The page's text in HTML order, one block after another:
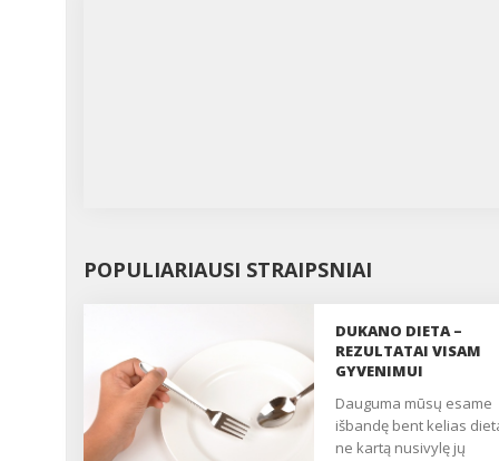
POPULIARIAUSI STRAIPSNIAI
DUKANO DIETA –
REZULTATAI VISAM
GYVENIMUI
Dauguma mūsų esame
išbandę bent kelias
ne kartą nusivylę jų